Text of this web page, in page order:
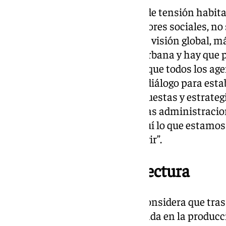
En Málaga existe un problema de tensión
arquitectos, como transformadores sociales,
problemas pero sí tenemos una visión global,
edificio hay una regeneración urbana y hay
vivienda”, apostilla aseverando que todos los
de la construcción coexiste un diálogo para
herramientas para “hacer propuestas y
coordinación entre los estos y las
ciudadana. Recordemos que aquí lo que
qué tipo de ciudad queremos vivir”.
El futuro de la arquitectura
Susana Gómez (Decana COA) considera que
profesión ha estado muy centrada en la